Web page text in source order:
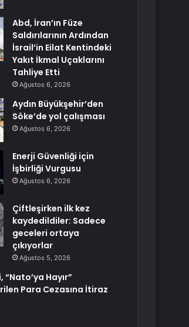
Abd, İran’ın Füze
Saldırılarının Ardından
İsrail’in Eilat Kentindeki
Yakıt İkmal Uçaklarını
Tahliye Etti
Ağustos 6, 2026
Aydın Büyükşehir’den
Söke’de yol çalışması
Ağustos 6, 2026
Enerji Güvenliği için
İşbirliği Vurgusu
Ağustos 6, 2026
Çiftleşirken ilk kez
kaydedildiler: Sadece
geceleri ortaya
çıkıyorlar
Ağustos 5, 2026
Hayır”
Para Cezasına İtiraz